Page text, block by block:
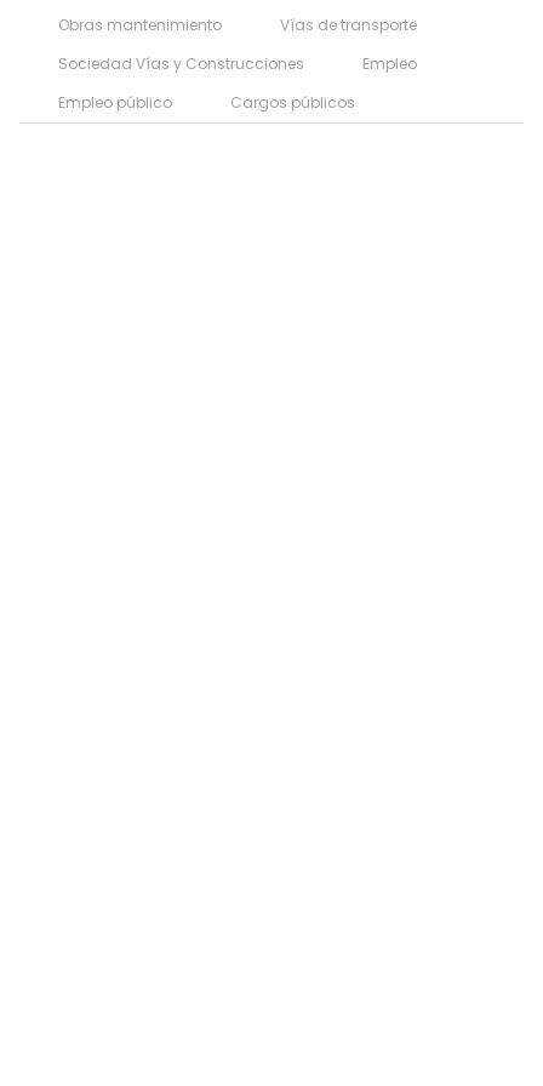
Obras mantenimiento
Vías de transporte
Sociedad Vías y Construcciones
Empleo
Empleo público
Cargos públicos